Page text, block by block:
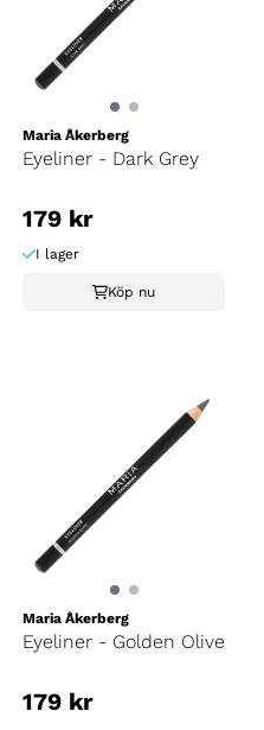
Maria Åkerberg
Eyeliner - Dark Grey
179 kr
I lager
Köp nu
Maria Åkerberg
Eyeliner - Golden Olive
179 kr